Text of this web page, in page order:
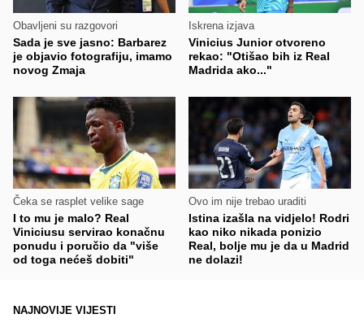
Obavljeni su razgovori
Sada je sve jasno: Barbarez
je objavio fotografiju, imamo
novog Zmaja
Iskrena izjava
Vinicius Junior otvoreno
rekao: "Otišao bih iz Real
Madrida ako..."
Čeka se rasplet velike sage
I to mu je malo? Real
Viniciusu servirao konačnu
ponudu i poručio da "više
od toga nećeš dobiti"
Ovo im nije trebao uraditi
Istina izašla na vidjelo! Rodri
kao niko nikada ponizio
Real, bolje mu je da u Madrid
ne dolazi!
NAJNOVIJE VIJESTI